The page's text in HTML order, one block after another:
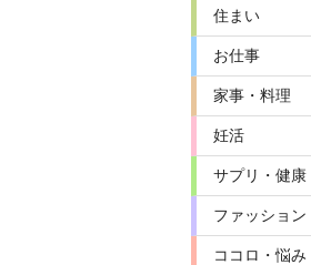
住まい
お仕事
家事・料理
妊活
サプリ・健康
ファッション
ココロ・悩み